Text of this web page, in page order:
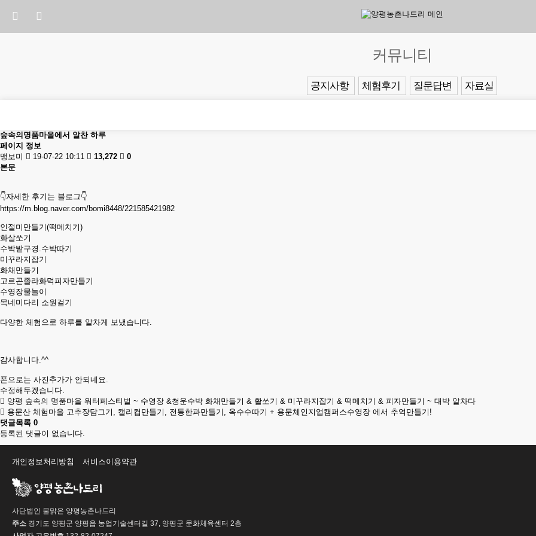
커뮤니티
공지사항 체험후기 질문답변 자료실
숲속의명품마을에서 알찬 하루
페이지 정보
맹보미
19-07-22 10:11 13,272
0
본문
👇자세한 후기는 블로그👇
https://m.blog.naver.com/bomi8448/221585421982
인절미만들기(떡메치기)
화살쏘기
수박밭구경.수박따기
미꾸라지잡기
화채만들기
고르곤졸라화덕피자만들기
수영장물놀이
목네미다리 소원걸기
다양한 체험으로 하루를 알차게 보냈습니다.
감사합니다.^^
폰으로는 사진추가가 안되네요.
수정해두겠습니다.
양평 숲속의 명품마을 워터페스티벌 ~ 수영장 &청운수박 화채만들기 & 활쏘기 & 미꾸라지잡기 & 떡메치기 & 피자만들기 ~ 대박 알차다
용문산 체험마을 고추장담그기, 캘리컵만들기, 전통한과만들기, 옥수수따기 + 용문체인지업캠퍼스수영장 에서 추억만들기!
댓글목록 0
등록된 댓글이 없습니다.
개인정보처리방침 서비스이용약관
사단법인 물맑은 양평농촌나드리
주소 경기도 양평군 양평읍 농업기술센터길 37, 양평군 문화체육센터 2층